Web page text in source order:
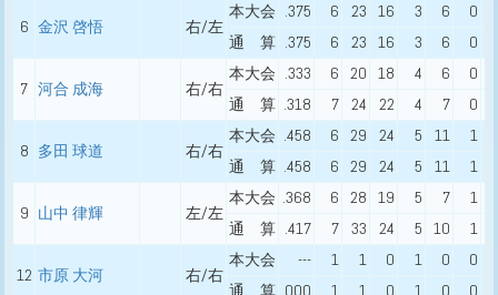
6 金沢 啓悟 右/左
本大会 .375 6 23 16 3 6
0
通 算 .375 6 23 16 3 6 0
7 河合 成海 右/右
本大会 .333 6 20 18 4 6 0
通 算 .318 7 24 22 4 7 0
8 多田 球道 右/右
本大会 .458 6 29 24 5 11 1
通 算 .458 6 29 24 5 11 1
9 山中 律輝 左/左
本大会 .368 6 28 19 5 7 1
通 算 .417 7 33 24 5 10 1
12 市原 大河 右/右
本大会 --- 1 1 0 1 0 0
通 算 .000 1 1 0 1 0 0